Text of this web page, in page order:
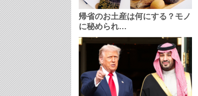
帰省のお土産は何にする？モノ
に秘められ…